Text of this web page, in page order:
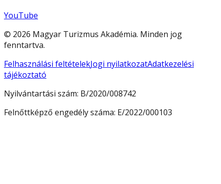
YouTube
© 2026 Magyar Turizmus Akadémia. Minden jog
fenntartva.
Felhasználási feltételekJogi nyilatkozatAdatkezelési
tájékoztató
Nyilvántartási szám: B/2020/008742
Felnőttképző engedély száma: E/2022/000103